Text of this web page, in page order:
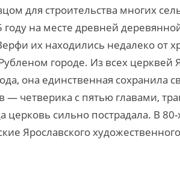
для строительства многих
на месте древней
их находились недалеко от
городе. Из всех церквей
она единственная сохранила
— четверика с пятью главами,
церковь сильно пострадала. В
Ярославского